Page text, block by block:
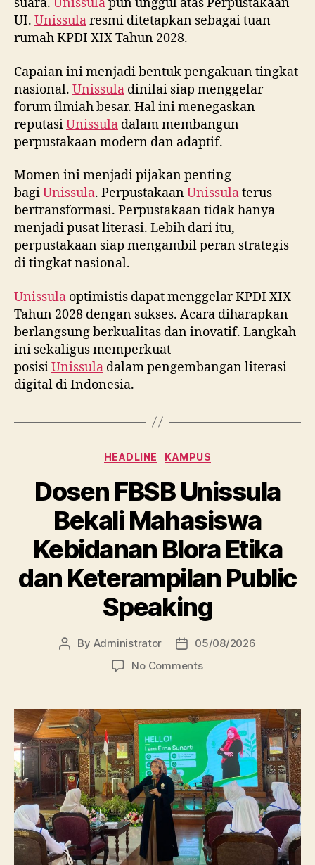
suara. Unissulapun unggul atas Perpustakaan
UI. Unissularesmi ditetapkan sebagai tuan
rumah KPDI XIX Tahun 2028.
Capaian ini menjadi bentuk pengakuan tingkat
nasional. Unissula dinilai siap menggelar
forum ilmiah besar. Hal ini menegaskan
reputasiUnissula dalam membangun
perpustakaan modern dan adaptif.
Momen ini menjadi pijakan penting
bagiUnissula. PerpustakaanUnissulaterus
bertransformasi. Perpustakaan tidak hanya
menjadi pusat literasi. Lebih dari itu,
perpustakaan siap mengambil peran strategis
di tingkat nasional.
Unissula optimistis dapat menggelar KPDI XIX
Tahun 2028 dengan sukses. Acara diharapkan
berlangsung berkualitas dan inovatif. Langkah
ini sekaligus memperkuat
posisiUnissula dalam pengembangan literasi
digital di Indonesia.
Categories
HEADLINE KAMPUS
Dosen FBSB Unissula
Bekali Mahasiswa
Kebidanan Blora Etika
dan Keterampilan Public
Speaking
Post
By Administrator
Post
date
05/08/2026
No Commentson
Unissula
Bekali
Mahasiswa
Kebidanan
Blora
Etika
dan
Keterampilan
Public
Speaking